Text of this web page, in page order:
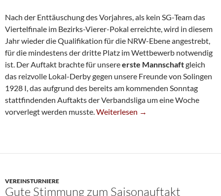
Nach der Enttäuschung des Vorjahres, als kein SG-Team das
Viertelfinale im Bezirks-Vierer-Pokal erreichte, wird in diesem
Jahr wieder die Qualifikation für die NRW-Ebene angestrebt,
für die mindestens der dritte Platz im Wettbewerb notwendig
ist. Der Auftakt brachte für unsereerste Mannschaftgleich
das reizvolle Lokal-Derby gegen unsere Freunde von Solingen
1928 I, das aufgrund des bereits am kommenden Sonntag
stattfindenden Auftakts der Verbandsliga um eine Woche
vorverlegt werden musste.Klarer Derbysieg Zum Pokalauftakt
Weiterlesen →
VEREINSTURNIERE
Gute Stimmung zum Saisonauftakt